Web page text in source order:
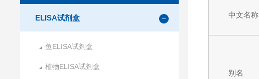
ELISA试剂盒
鱼ELISA试剂盒
植物ELISA试剂盒
中文名称
别名